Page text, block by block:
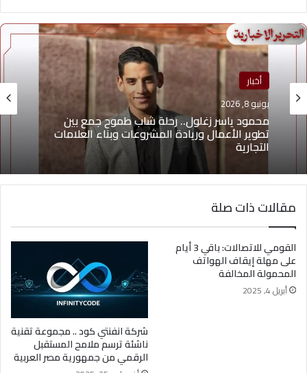
أخبار
يونيو 8, 2026
محمود ياسر زغلول.. رحلة شاب طموح جمع بين
تطوير الأعمال وريادة المشروعات وبناء العلامات
التجارية
منوعات
يونيو 4, 2026
يوسف أيمن درويش.. عقلية بيعية شابة تقود التغيير
وتؤهل الشباب لسوق العمل2026
مقالات ذات صلة
القومي للاتصالات: باقي 3 أيام
على مهلة إيقاف الهواتف
المحمولة المخالفة
أبريل 4, 2025
شركة انفنتي كود .. مجموعة تقنية
ناشئة ترسم ملامح المستقبل
الرقمي من جمهورية مصر العربية